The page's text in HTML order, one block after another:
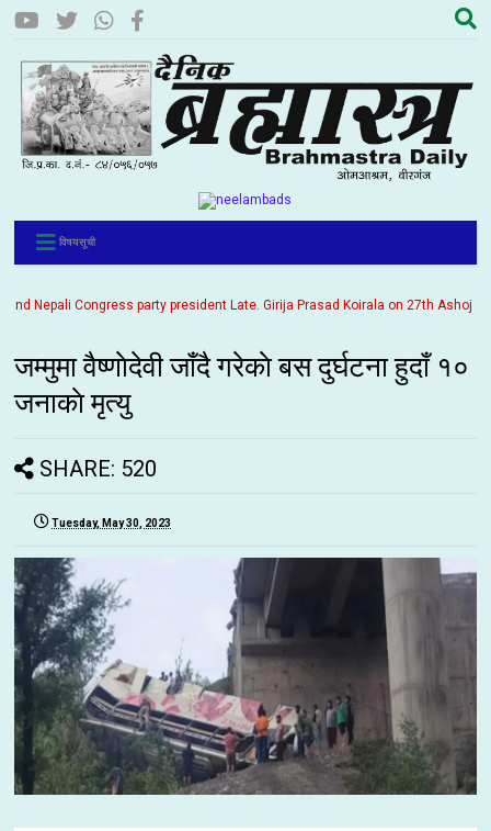
विषयसूची
Nepali Congress party president Late. Girija Prasad Koirala on 27th Ashoj
जम्मुमा वैष्णाेदेवी जाँदै गरेकाे बस दुर्घटना हुदाँ १०
जनाकाे मृत्यु
SHARE: 520
Tuesday, May 30, 2023